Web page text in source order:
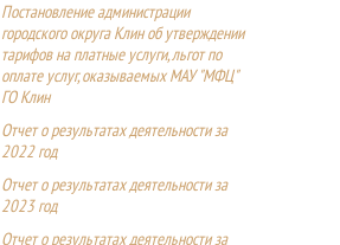
Постановление администрации
городского округа Клин об утверждении
тарифов на платные услуги, льгот по
оплате услуг, оказываемых МАУ "МФЦ"
ГО Клин
Отчет о результатах деятельности за
2022 год
Отчет о результатах деятельности за
2023 год